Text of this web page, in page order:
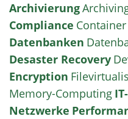
Archivierung
Compliance Container
Datenbanken
Desaster Recovery
Encryption
Memory-Computing
Netzwerke